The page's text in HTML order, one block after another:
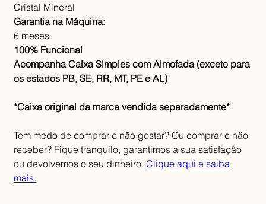
Cristal Mineral
Garantia na Máquina:
6 meses
100% Funcional
Acompanha Caixa Simples com Almofada (exceto para
os estados PB, SE, RR, MT, PE e AL)
*Caixa original da marca vendida separadamente*
Tem medo de comprar e não gostar? Ou comprar e não
receber? Fique tranquilo, garantimos a sua satisfação
ou devolvemos o seu dinheiro.Clique aqui e saiba
mais.